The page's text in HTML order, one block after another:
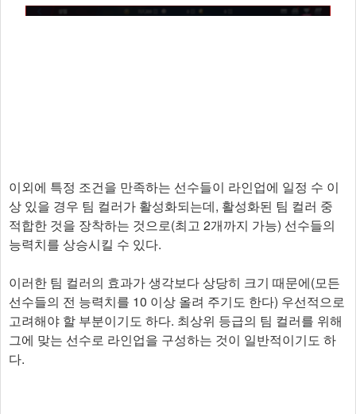
이외에 특정 조건을 만족하는 선수들이 라인업에 일정 수 이
상 있을 경우 팀 컬러가 활성화되는데, 활성화된 팀 컬러 중
적합한 것을 장착하는 것으로(최고 2개까지 가능) 선수들의
능력치를 상승시킬 수 있다.
이러한 팀 컬러의 효과가 생각보다 상당히 크기 때문에(모든
선수들의 전 능력치를 10 이상 올려 주기도 한다) 우선적으로
고려해야 할 부분이기도 하다. 최상위 등급의 팀 컬러를 위해
그에 맞는 선수로 라인업을 구성하는 것이 일반적이기도 하
다.